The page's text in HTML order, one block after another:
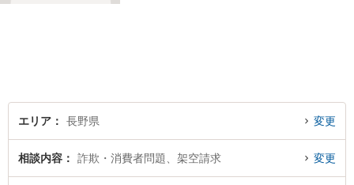
テラス利用可】
エリア 長野県 変更
相談内容 詐欺・消費者問題、架空請求 変更